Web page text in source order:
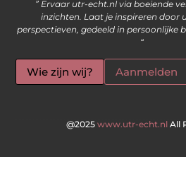
” Ervaar utr-echt.nl via boeiende
inzichten. Laat je inspireren door
perspectieven, gedeeld in persoonlijke
“
Wie zijn wij? Aanmelden
@2025 www.utr-echt.nl All